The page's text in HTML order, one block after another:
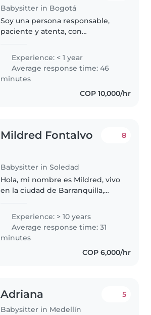
Babysitter in Bogotá
Soy una persona responsable,
paciente y atenta, con
niños pequeños dentro del
entorno familiar, incluyendo
hermanos, primos y sobrinos.
También trabajé..
Experience: < 1 year
Average response time: 46
minutes
COP 10,000/hr
Mildred Fontalvo
Babysitter in Soledad
8
Hola, mi nombre es Mildred, vivo
en la ciudad de Barranquilla,
experiencia en casas de familia
desde hace muchos años..
Experience: > 10 years
Average response time: 31
minutes
COP 6,000/hr
Adriana
Babysitter in Medellín
5